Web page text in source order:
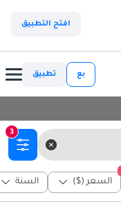
افتح التطبيق
بع تطبيق
3
السعر ($) السنة